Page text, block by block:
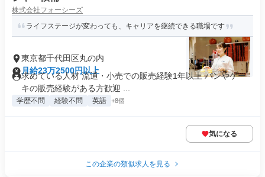
株式会社フォーシーズ
ライフステージが変わっても、キャリアを継続できる職場です
東京都千代田区丸の内
月給23万2500円以上
求めている人材 流通・小売での販売経験1年以上 パンやケー
キの販売経験がある方歓迎 ...
学歴不問 経験不問 英語 +8個
気になる
この企業の類似求人を見る